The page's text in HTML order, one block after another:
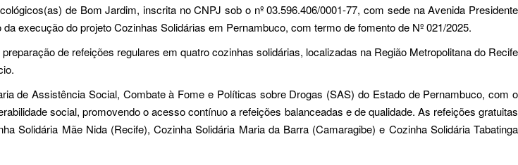
de Bom Jardim, inscrita no CNPJ sob o nº 03.596.406/0001-77, com sede na Avenida Presidente
execução do projeto Cozinhas Solidárias em Pernambuco, com termo de fomento de Nº 021/2025.
de refeições regulares em quatro cozinhas solidárias, localizadas na Região Metropolitana do Recife
de Assistência Social, Combate à Fome e Políticas sobre Drogas (SAS) do Estado de Pernambuco, com o
social, promovendo o acesso contínuo a refeições balanceadas e de qualidade. As refeições gratuitas
Solidária Mãe Nida (Recife), Cozinha Solidária Maria da Barra (Camaragibe) e Cozinha Solidária Tabatinga